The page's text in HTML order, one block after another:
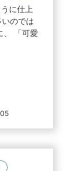
に仕上
のでは
、 「可愛